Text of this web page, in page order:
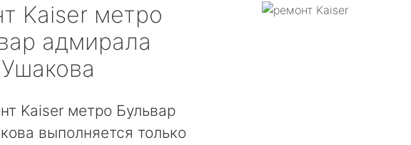
Kaiser метро
адмирала
Ушакова
Kaiser метро Бульвар
выполняется только